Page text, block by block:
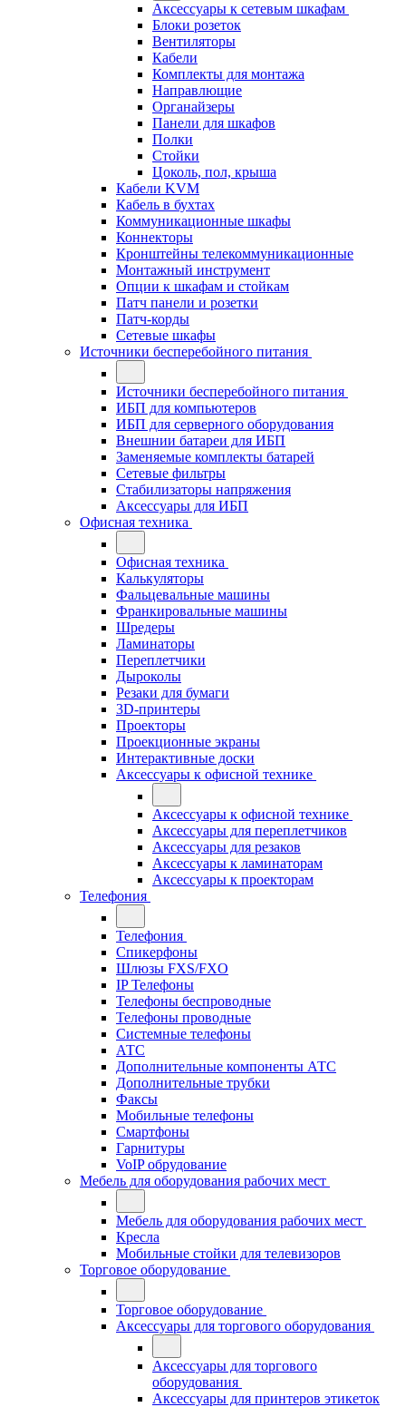
Аксессуары к сетевым шкафам
Блоки розеток
Вентиляторы
Кабели
Комплекты для монтажа
Направлющие
Органайзеры
Панели для шкафов
Полки
Стойки
Цоколь, пол, крыша
Кабели KVM
Кабель в бухтах
Коммуникационные шкафы
Коннекторы
Кронштейны телекоммуникационные
Монтажный инструмент
Опции к шкафам и стойкам
Патч панели и розетки
Патч-корды
Сетевые шкафы
Источники бесперебойного питания
Источники бесперебойного питания
ИБП для компьютеров
ИБП для серверного оборудования
Внешнии батареи для ИБП
Заменяемые комплекты батарей
Сетевые фильтры
Стабилизаторы напряжения
Аксессуары для ИБП
Офисная техника
Офисная техника
Калькуляторы
Фальцевальные машины
Франкировальные машины
Шредеры
Ламинаторы
Переплетчики
Дыроколы
Резаки для бумаги
3D-принтеры
Проекторы
Проекционные экраны
Интерактивные доски
Аксессуары к офисной технике
Аксессуары к офисной технике
Аксессуары для переплетчиков
Аксессуары для резаков
Аксессуары к ламинаторам
Аксессуары к проекторам
Телефония
Телефония
Спикерфоны
Шлюзы FXS/FXO
IP Телефоны
Телефоны беспроводные
Телефоны проводные
Системные телефоны
АТС
Дополнительные компоненты АТС
Дополнительные трубки
Факсы
Мобильные телефоны
Смартфоны
Гарнитуры
VoIP обрудование
Мебель для оборудования рабочих мест
Мебель для оборудования рабочих мест
Кресла
Мобильные стойки для телевизоров
Торговое оборудование
Торговое оборудование
Аксессуары для торгового оборудования
Аксессуары для торгового
оборудования
Аксессуары для принтеров этикеток